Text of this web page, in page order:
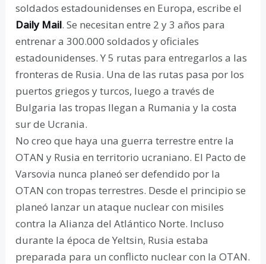
soldados estadounidenses en Europa, escribe el
Daily Mail. Se necesitan entre 2 y 3 años para
entrenar a 300.000 soldados y oficiales
estadounidenses. Y 5 rutas para entregarlos a las
fronteras de Rusia. Una de las rutas pasa por los
puertos griegos y turcos, luego a través de
Bulgaria las tropas llegan a Rumania y la costa
sur de Ucrania.
No creo que haya una guerra terrestre entre la
OTAN y Rusia en territorio ucraniano. El Pacto de
Varsovia nunca planeó ser defendido por la
OTAN con tropas terrestres. Desde el principio se
planeó lanzar un ataque nuclear con misiles
contra la Alianza del Atlántico Norte. Incluso
durante la época de Yeltsin, Rusia estaba
preparada para un conflicto nuclear con la OTAN.